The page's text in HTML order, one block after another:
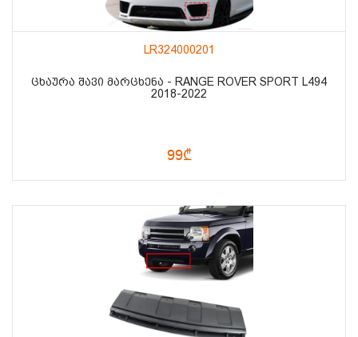
LR324000201
ᲪᲮᲐᲣᲠᲐ ᲨᲐᲕᲘ ᲛᲐᲠᲪᲮᲔᲜᲐ - RANGE ROVER SPORT L494
2018-2022
99₾